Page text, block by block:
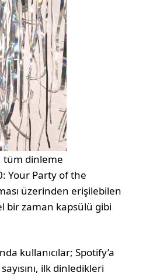
tüm dinleme
Your Party of the
üzerinden erişilebilen
bir zaman kapsülü gibi
kullanıcılar; Spotify’a
ilk dinledikleri